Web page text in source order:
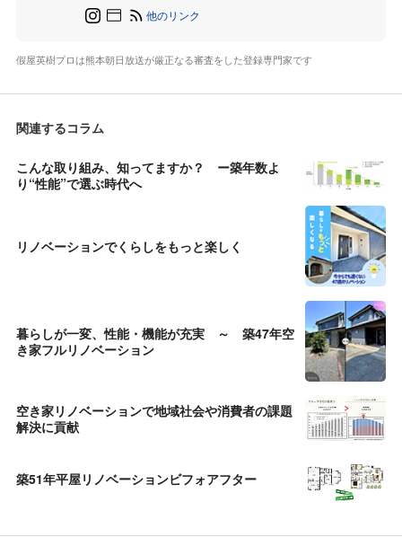
他のリンク
假屋英樹プロは熊本朝日放送が厳正なる審査をした登録専門家です
関連するコラム
こんな取り組み、知ってますか？ ー築年数よ
り“性能”で選ぶ時代へ
リノベーションでくらしをもっと楽しく
暮らしが一変、性能・機能が充実 ～ 築47年空
き家フルリノベーション
空き家リノベーションで地域社会や消費者の課題
解決に貢献
築51年平屋リノベーションビフォアフター